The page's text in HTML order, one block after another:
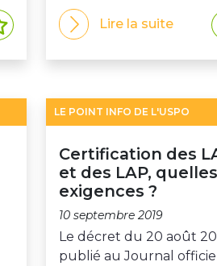
Lire la suite
LE POINT INFO DE L'USPO
Certification des
et des LAP, quelles
exigences ?
10 septembre 2019
Le décret du 20 août
publié au Journal